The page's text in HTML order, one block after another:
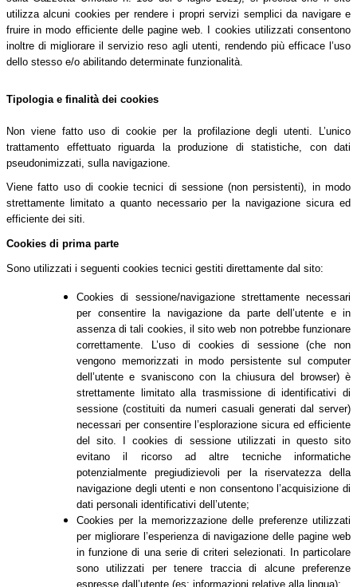
utilizza alcuni cookies per rendere i propri servizi semplici da navigare e
fruire in modo efficiente delle pagine web. I cookies utilizzati consentono
inoltre di migliorare il servizio reso agli utenti, rendendo più efficace l’uso
dello stesso e/o abilitando determinate funzionalità.
Tipologia e finalità dei cookies
Non viene fatto uso di cookie per la profilazione degli utenti. L’unico
trattamento effettuato riguarda la produzione di statistiche, con dati
pseudonimizzati, sulla navigazione.
Viene fatto uso di cookie tecnici di sessione (non persistenti), in modo
strettamente limitato a quanto necessario per la navigazione sicura ed
efficiente dei siti.
Cookies di prima parte
Sono utilizzati i seguenti cookies tecnici gestiti direttamente dal sito:
Cookies di sessione/navigazione strettamente necessari
per consentire la navigazione da parte dell’utente e in
assenza di tali cookies, il sito web non potrebbe funzionare
correttamente. L’uso di cookies di sessione (che non
vengono memorizzati in modo persistente sul computer
dell’utente e svaniscono con la chiusura del browser) è
strettamente limitato alla trasmissione di identificativi di
sessione (costituiti da numeri casuali generati dal server)
necessari per consentire l’esplorazione sicura ed efficiente
del sito. I cookies di sessione utilizzati in questo sito
evitano il ricorso ad altre tecniche informatiche
potenzialmente pregiudizievoli per la riservatezza della
navigazione degli utenti e non consentono l’acquisizione di
dati personali identificativi dell’utente;
Cookies per la memorizzazione delle preferenze utilizzati
per migliorare l’esperienza di navigazione delle pagine web
in funzione di una serie di criteri selezionati. In particolare
sono utilizzati per tenere traccia di alcune preferenze
espresse dall’utente (es: informazioni relative alla lingua);